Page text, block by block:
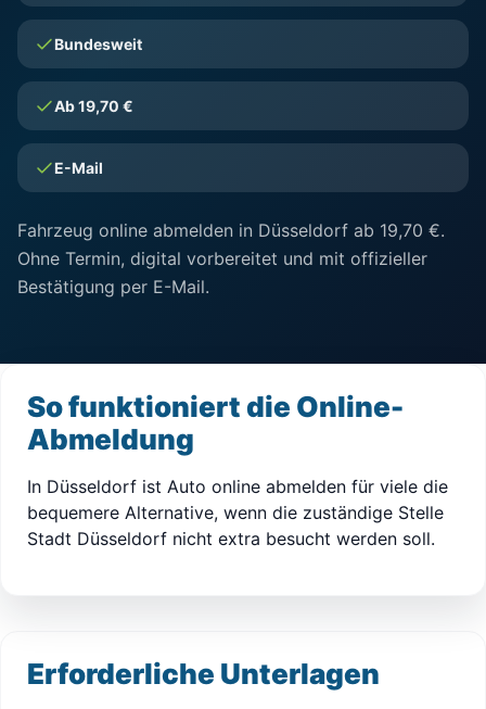
Bundesweit
Ab 19,70 €
E-Mail
Fahrzeug online abmelden in Düsseldorf ab 19,70 €.
Ohne Termin, digital vorbereitet und mit offizieller
Bestätigung per E-Mail.
So funktioniert die Online-
Abmeldung
In Düsseldorf ist Auto online abmelden für viele die
bequemere Alternative, wenn die zuständige Stelle
Stadt Düsseldorf nicht extra besucht werden soll.
Erforderliche Unterlagen